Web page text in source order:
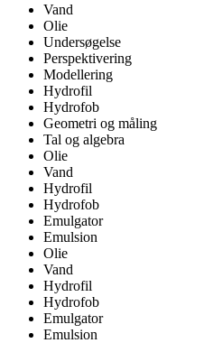
Vand
Olie
Undersøgelse
Perspektivering
Modellering
Hydrofil
Hydrofob
Geometri og måling
Tal og algebra
Olie
Vand
Hydrofil
Hydrofob
Emulgator
Emulsion
Olie
Vand
Hydrofil
Hydrofob
Emulgator
Emulsion